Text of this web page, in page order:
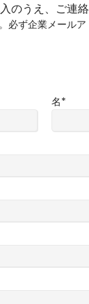
うえ、ご連
ず企業メール
名*